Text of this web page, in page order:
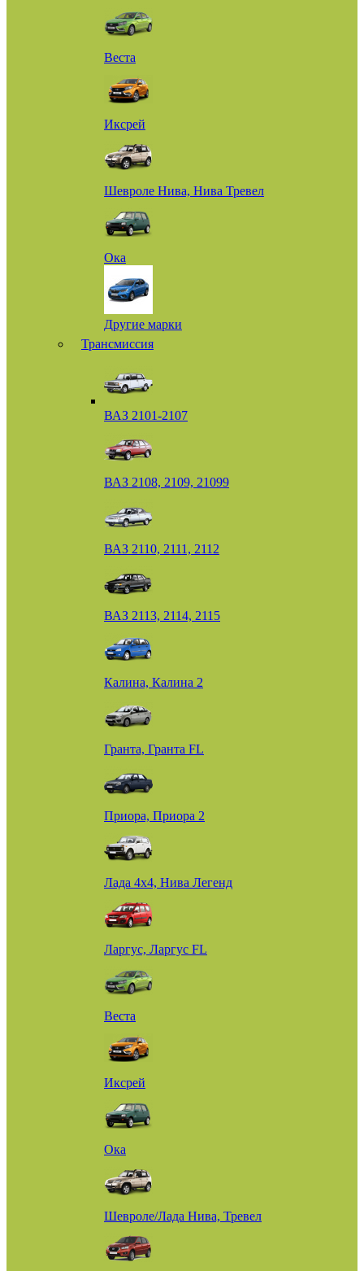
Веста
Иксрей
Шевроле Нива, Нива Тревел
Ока
Другие марки
Трансмиссия
ВАЗ 2101-2107
ВАЗ 2108, 2109, 21099
ВАЗ 2110, 2111, 2112
ВАЗ 2113, 2114, 2115
Калина, Калина 2
Гранта, Гранта FL
Приора, Приора 2
Лада 4х4, Нива Легенд
Ларгус, Ларгус FL
Веста
Иксрей
Ока
Шевроле/Лада Нива, Тревел